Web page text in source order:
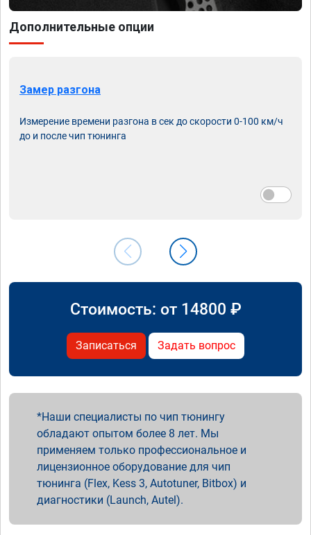
Дополнительные опции
Замер разгона
Измерение времени разгона в сек до скорости 0-100 км/ч
до и после чип тюнинга
Стоимость: от 14800 ₽
Записаться Задать вопрос
Наши специалисты по чип тюнингу
обладают опытом более 8 лет. Мы
применяем только профессиональное и
лицензионное оборудование для чип
тюнинга (Flex, Kess 3, Autotuner, Bitbox) и
диагностики (Launch, Autel).